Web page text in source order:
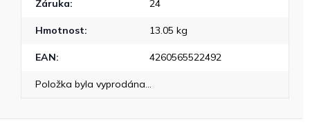
Záruka: 24
Hmotnost: 13.05 kg
EAN: 4260565522492
Položka byla vyprodána…